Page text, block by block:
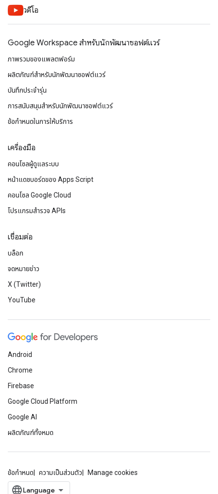
วิดีโอ
Google Workspace สําหรับนักพัฒนาซอฟต์แวร์
ภาพรวมของแพลตฟอร์ม
ผลิตภัณฑ์สําหรับนักพัฒนาซอฟต์แวร์
บันทึกประจำรุ่น
การสนับสนุนสำหรับนักพัฒนาซอฟต์แวร์
ข้อกำหนดในการให้บริการ
เครื่องมือ
คอนโซลผู้ดูแลระบบ
หน้าแดชบอร์ดของ Apps Script
คอนโซล Google Cloud
โปรแกรมสำรวจ APIs
เชื่อมต่อ
บล็อก
จดหมายข่าว
X (Twitter)
YouTube
Android
Chrome
Firebase
Google Cloud Platform
Google AI
ผลิตภัณฑ์ทั้งหมด
ข้อกำหนด ความเป็นส่วนตัว Manage cookies